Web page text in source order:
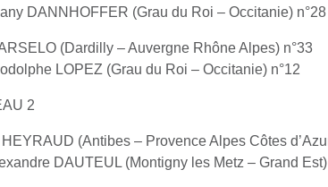
DANNHOFFER (Grau du Roi – Occitanie) n°28
(Dardilly – Auvergne Rhône Alpes) n°33
LOPEZ (Grau du Roi – Occitanie) n°12
2
(Antibes – Provence Alpes Côtes
DAUTEUL (Montigny les Metz – Grand Est)